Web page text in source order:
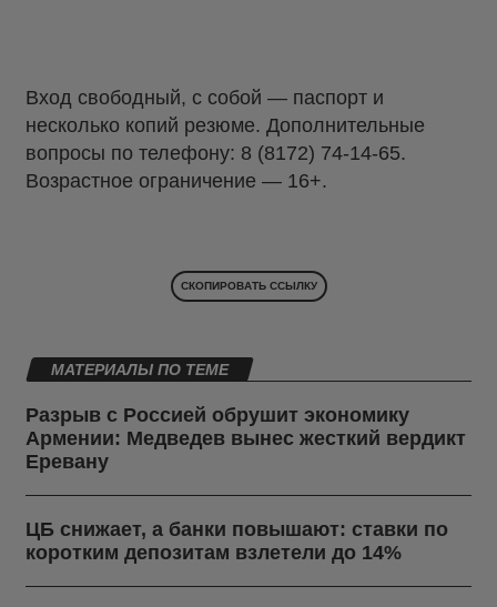
Вход свободный, с собой — паспорт и
несколько копий резюме. Дополнительные
вопросы по телефону: 8 (8172) 74-14-65.
Возрастное ограничение — 16+.
СКОПИРОВАТЬ ССЫЛКУ
МАТЕРИАЛЫ ПО ТЕМЕ
Разрыв с Россией обрушит экономику
Армении: Медведев вынес жесткий вердикт
Еревану
ЦБ снижает, а банки повышают: ставки по
коротким депозитам взлетели до 14%